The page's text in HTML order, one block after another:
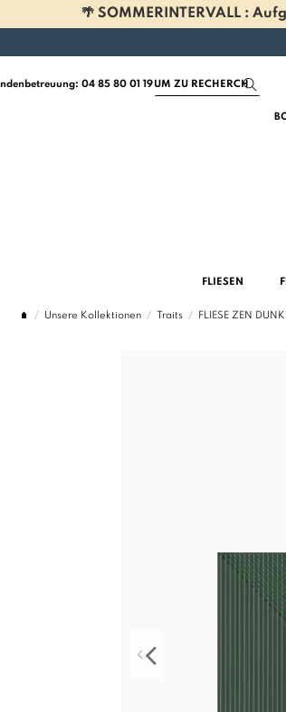
🌴 SOMMERINTERVALL :
04 85 80 01 19
FLIESEN
Unsere Kollektionen Traits FLIESE ZEN